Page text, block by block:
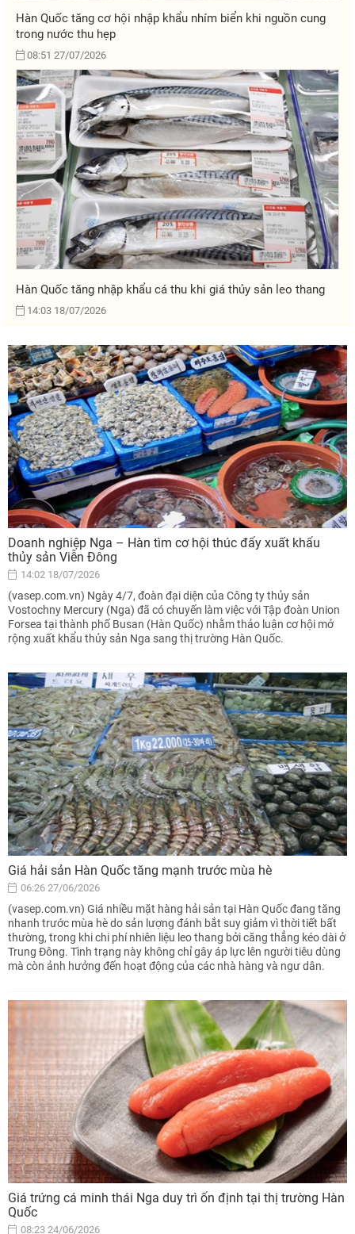
Hàn Quốc tăng cơ hội nhập khẩu nhím biển khi nguồn cung
trong nước thu hẹp
08:51 27/07/2026
Hàn Quốc tăng nhập khẩu cá thu khi giá thủy sản leo thang
14:03 18/07/2026
Doanh nghiệp Nga – Hàn tìm cơ hội thúc đẩy xuất khẩu
thủy sản Viễn Đông
14:02 18/07/2026
(vasep.com.vn) Ngày 4/7, đoàn đại diện của Công ty thủy sản
Vostochny Mercury (Nga) đã có chuyến làm việc với Tập đoàn Union
Forsea tại thành phố Busan (Hàn Quốc) nhằm thảo luận cơ hội mở
rộng xuất khẩu thủy sản Nga sang thị trường Hàn Quốc.
Giá hải sản Hàn Quốc tăng mạnh trước mùa hè
06:26 27/06/2026
(vasep.com.vn) Giá nhiều mặt hàng hải sản tại Hàn Quốc đang tăng
nhanh trước mùa hè do sản lượng đánh bắt suy giảm vì thời tiết bất
thường, trong khi chi phí nhiên liệu leo thang bởi căng thẳng kéo dài ở
Trung Đông. Tình trạng này không chỉ gây áp lực lên người tiêu dùng
mà còn ảnh hưởng đến hoạt động của các nhà hàng và ngư dân.
Giá trứng cá minh thái Nga duy trì ổn định tại thị trường Hàn
Quốc
08:23 24/06/2026